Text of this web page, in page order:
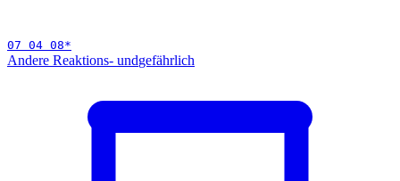
07 04 08*
Andere Reaktions- undgefährlich